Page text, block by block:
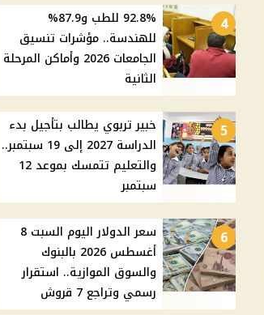
4
92.8% للطب و87.9%
للهندسة.. مؤشرات تنسيق
الجامعات 2026 وأماكن المرحلة
الثانية
5
خبير تربوي يطالب بتأجيل بدء
الدراسة 2027 إلى 19 سبتمبر..
والتعليم تتمسك بموعد 12
سبتمبر
6
سعر الدولار اليوم السبت 8
أغسطس 2026 بالبنوك
والسوق الموازية.. استقرار
رسمي وتراجع 7 قروش